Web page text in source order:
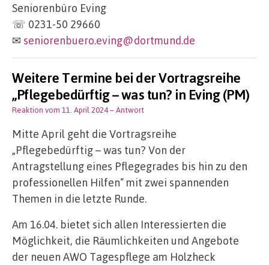
Seniorenbüro Eving
☏ 0231-50 29660
✉ seniorenbuero.eving@dortmund.de
Weitere Termine bei der Vortragsreihe
„Pflegebedürftig – was tun? in Eving (PM)
Reaktion vom 11. April 2024– Antwort
Mitte April geht die Vortragsreihe
„Pflegebedürftig – was tun? Von der
Antragstellung eines Pflegegrades bis hin zu den
professionellen Hilfen“ mit zwei spannenden
Themen in die letzte Runde.
Am 16.04. bietet sich allen Interessierten die
Möglichkeit, die Räumlichkeiten und Angebote
der neuen AWO Tagespflege am Holzheck